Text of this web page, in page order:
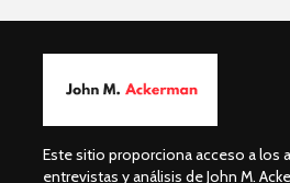
Este sitio proporciona acceso a los
entrevistas y análisis de John M.